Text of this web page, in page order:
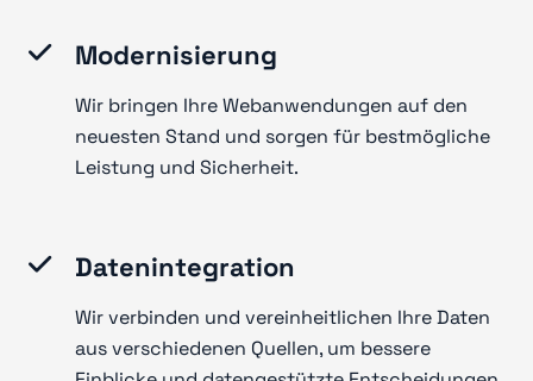
Modernisierung
Wir bringen Ihre Webanwendungen auf den
neuesten Stand und sorgen für bestmögliche
Leistung und Sicherheit.
Datenintegration
Wir verbinden und vereinheitlichen Ihre Daten
aus verschiedenen Quellen, um bessere